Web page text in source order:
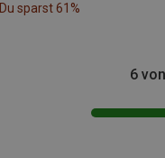
Du sparst 61%
6